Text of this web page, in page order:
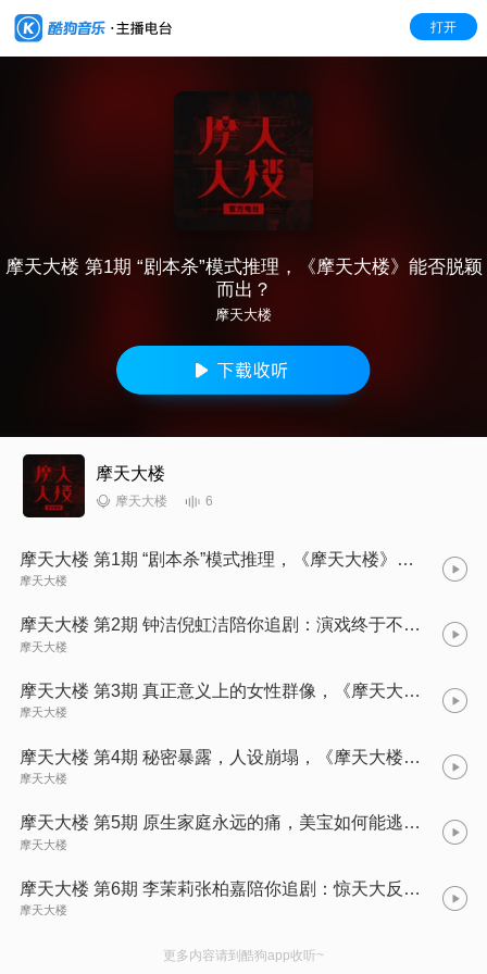
打开
摩天大楼 第1期 “剧本杀”模式推理，《摩天大楼》能否脱颖
而出？
摩天大楼
摩天大楼
摩天大楼 6
摩天大楼 第1期 “剧本杀”模式推理，《摩天大楼》能否脱颖而出？
摩天大楼
摩天大楼 第2期 钟洁倪虹洁陪你追剧：演戏终于不靠瞪眼，Angelababy能否逆转口碑？
摩天大楼
摩天大楼 第3期 真正意义上的女性群像，《摩天大楼》为何如此优秀？
摩天大楼
摩天大楼 第4期 秘密暴露，人设崩塌，《摩天大楼》演绎真实生活
摩天大楼
摩天大楼 第5期 原生家庭永远的痛，美宝如何能逃脱恶魔之手？
摩天大楼
摩天大楼 第6期 李茉莉张柏嘉陪你追剧：惊天大反转，不看到最后都不知道真正的结局
摩天大楼
更多内容请到酷狗app收听~